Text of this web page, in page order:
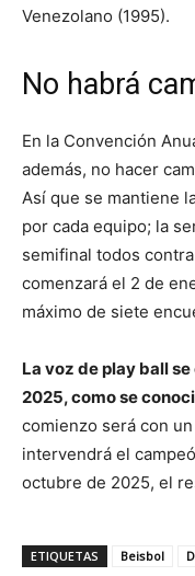
Venezolano (1995).
No habrá
En la Convención
además, no hacer
Así que se mantiene
por cada equipo; la
semifinal todos
comenzará el 2 de
máximo de siete
La voz de play ball
2025, como se
comienzo será con
intervendrá el
octubre de 2025, el
ETIQUETAS Beisbol